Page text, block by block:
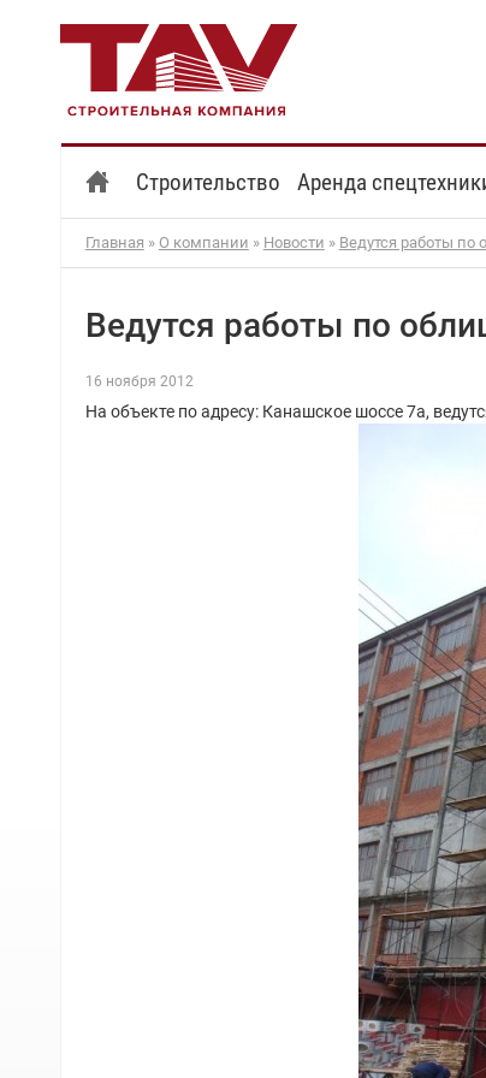
Строительство Аренда
Главная » О компании » Новости » Ведутся работы по
Ведутся работы по
16 ноября 2012
На объекте по адресу: Канашское шоссе 7а,